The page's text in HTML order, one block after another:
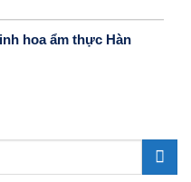
hoa ẩm thực Hàn